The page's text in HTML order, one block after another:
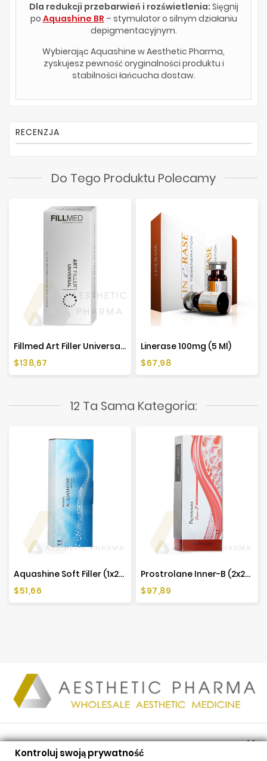
Dla redukcji przebarwień i rozświetlenia: Sięgnij
po Aquashine BR – stymulator o silnym działaniu
depigmentacyjnym.
Wybierając Aquashine w Aesthetic Pharma,
zyskujesz pewność oryginalności produktu i
stabilności łańcucha dostaw.
RECENZJA
Do Tego Produktu Polecamy
Fillmed Art Filler Universal (2x1,2ml)
Cena
$138,67
Linerase 100mg (5 Ml)
Cena
$67,98
12 Ta Sama Kategoria:
Aquashine Soft Filler (1x2ml) | Przeciwstarzeniowy
Cena
$51,66
Prostrolane Inner-B (2x2ml)
Cena
$97,89
PRODUKTY 
Kontroluj swoją prywatność